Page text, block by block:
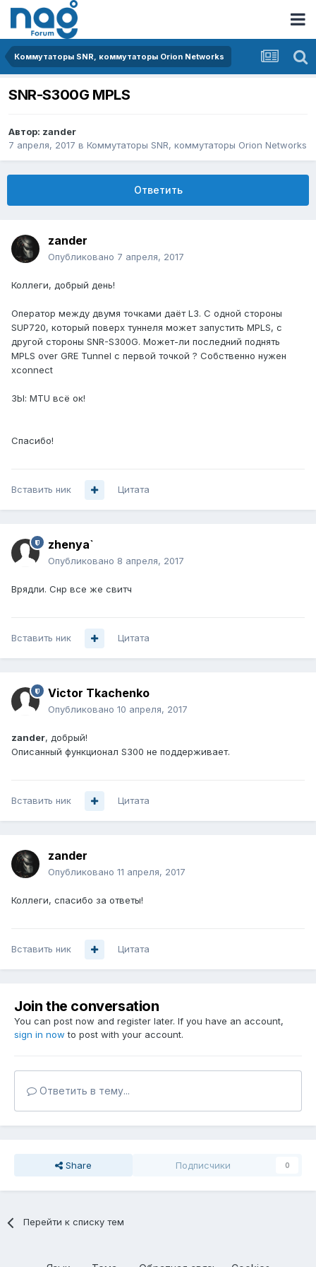
Коммутаторы SNR, коммутаторы Orion Networks
SNR-S300G MPLS
Автор: zander
7 апреля, 2017 в Коммутаторы SNR, коммутаторы Orion Networks
Ответить
zander
Опубликовано 7 апреля, 2017
Коллеги, добрый день!
Оператор между двумя точками даёт L3. С одной стороны
SUP720, который поверх туннеля может запустить MPLS, с
другой стороны SNR-S300G. Может-ли последний поднять
MPLS over GRE Tunnel с первой точкой ? Собственно нужен
xconnect
ЗЫ: MTU всё ок!
Спасибо!
Вставить ник Цитата
zhenya`
Опубликовано 8 апреля, 2017
Врядли. Снр все же свитч
Вставить ник Цитата
Victor Tkachenko
Опубликовано 10 апреля, 2017
zander, добрый!
Описанный функционал S300 не поддерживает.
Вставить ник Цитата
zander
Опубликовано 11 апреля, 2017
Коллеги, спасибо за ответы!
Вставить ник Цитата
Join the conversation
You can post now and register later. If you have an account,
sign in now to post with your account.
Ответить в тему...
Share Подписчики 0
Перейти к списку тем